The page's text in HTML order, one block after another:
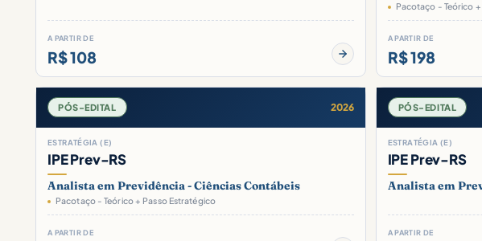
A PARTIR DE
R$ 108
Pacotaço - Teórico
A PARTIR DE
R$ 198
PÓS-EDITAL 2026
ESTRATÉGIA (E)
IPE Prev-RS
Analista em Previdência - Ciências Contábeis
Pacotaço - Teórico + Passo Estratégico
A PARTIR DE
PÓS-EDITAL
ESTRATÉGIA (E)
IPE Prev-RS
Analista em
A PARTIR DE